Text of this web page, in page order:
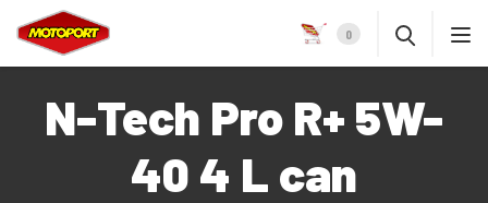
0
N-Tech Pro R+ 5W-
40 4 L can